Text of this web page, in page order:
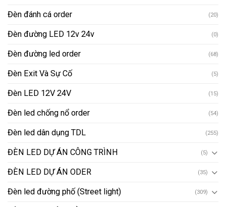
Đèn đánh cá order (20)
Đèn đường LED 12v 24v (0)
Đèn đường led order (68)
Đèn Exit Và Sự Cố (5)
Đèn LED 12V 24V (15)
Đèn led chống nổ order (54)
Đèn led dân dụng TDL (255)
ĐÈN LED DỰ ÁN CÔNG TRÌNH (5)
ĐÈN LED DỰ ÁN ODER (35)
Đèn led đường phố (Street light) (309)